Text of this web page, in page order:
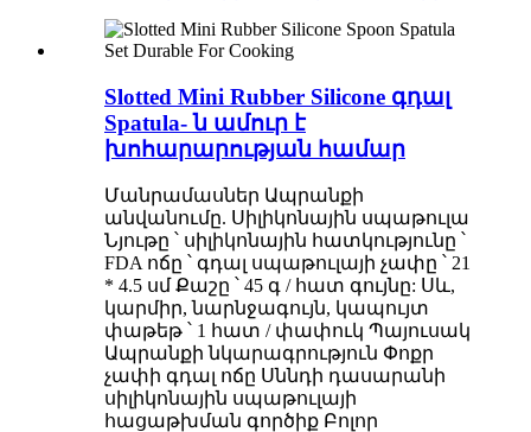
Slotted Mini Rubber Silicone գդալ
Spatula- ն ամուր է
խոհարարության համար
Մանրամասներ Ապրանքի
անվանումը. Սիլիկոնային սպաթուլա
Նյութը ՝ սիլիկոնային հատկությունը ՝
FDA ոճը ՝ գդալ սպաթուլայի չափը ՝ 21
* 4.5 սմ Քաշը ՝ 45 գ / հատ գույնը: Սև,
կարմիր, նարնջագույն, կապույտ
փաթեթ ՝ 1 հատ / փափուկ Պայուսակ
Ապրանքի նկարագրություն Փոքր
չափի գդալ ոճը Սննդի դասարանի
սիլիկոնային սպաթուլայի
հացաթխման գործիք Բոլոր